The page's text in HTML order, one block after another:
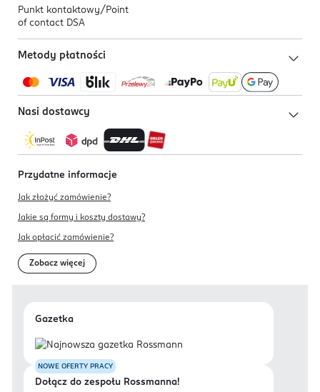
Punkt kontaktowy/ Point
of contact DSA
Metody płatności
Nasi dostawcy
Przydatne informacje
Jak złożyć zamówienie?
Jakie są formy i koszty dostawy?
Jak opłacić zamówienie?
Zobacz więcej
Gazetka
NOWE OFERTY PRACY
Dołącz do zespołu Rossmanna!